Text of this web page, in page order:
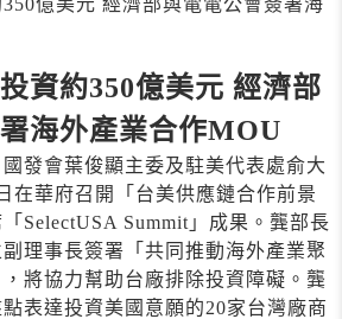
億美元 經濟部與電電公會簽署海
資約350億美元 經濟部
海外產業合作MOU
發會葉俊顯主委及駐美代表處俞大
在華府召開「台美供應鏈合作前景
SelectUSA Summit」成果。龔部長
理事長簽署「共同推動海外產業聚
將協力幫助台廠排除投資障礙。龔
表達投資美國意願的20家台灣廠商